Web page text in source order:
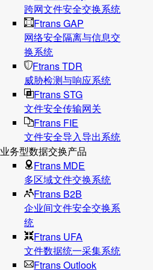
跨网文件安全交换系统
Ftrans GAP
网络安全隔离与信息交
换系统
Ftrans TDR
威胁检测与响应系统
Ftrans STG
文件安全传输网关
Ftrans FIE
文件安全导入导出系统
业务型数据交换产品
Ftrans MDE
多区域文件交换系统
Ftrans B2B
企业间文件安全交换系
统
Ftrans UFA
文件数据统⼀采集系统
Ftrans Outlook